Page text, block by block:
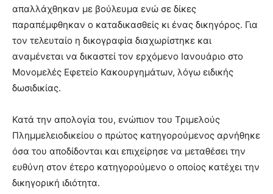
απαλλάχθηκαν με βούλευμα ενώ σε δίκες
παραπέμφθηκαν ο καταδικασθείς κι ένας δικηγόρος. Για
τον τελευταίο η δικογραφία διαχωρίστηκε και
αναμένεται να δικαστεί τον ερχόμενο Ιανουάριο στο
Μονομελές Εφετείο Κακουργημάτων, λόγω ειδικής
δωσιδικίας.
Κατά την απολογία του, ενώπιον του Τριμελούς
Πλημμελειοδικείου ο πρώτος κατηγορούμενος αρνήθηκε
όσα του αποδίδονται και επιχείρησε να μεταθέσει την
ευθύνη στον έτερο κατηγορούμενο ο οποίος κατέχει την
δικηγορική ιδιότητα.